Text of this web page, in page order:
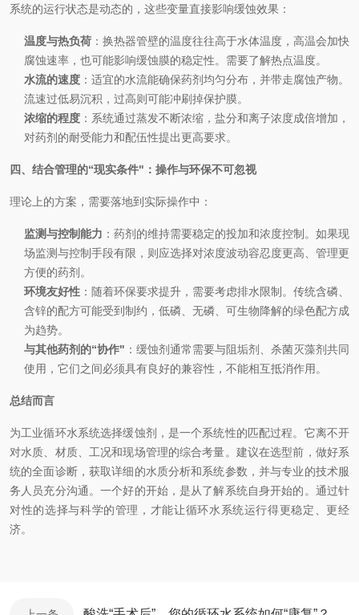
系统的运行状态是动态的，这些变量直接影响缓蚀效果：
温度与热负荷 ：换热器管壁的温度往往高于水体温度，高温会加快
腐蚀速率，也可能影响缓蚀膜的稳定性。需要了解热点温度。
水流的速度 ：适宜的水流能确保药剂均匀分布，并带走腐蚀产物。
流速过低易沉积，过高则可能冲刷掉保护膜。
浓缩的程度 ：系统通过蒸发不断浓缩，盐分和离子浓度成倍增加，
对药剂的耐受能力和配伍性提出更高要求。
四、结合管理的“现实条件"：操作与环保不可忽视
理论上的方案，需要落地到实际操作中：
监测与控制能力 ：药剂的维持需要稳定的投加和浓度控制。如果现
场监测与控制手段有限，则应选择对浓度波动容忍度更高、管理更
方便的药剂。
环境友好性 ：随着环保要求提升，需要考虑排水限制。传统含磷、
含锌的配方可能受到制约，低磷、无磷、可生物降解的绿色配方成
为趋势。
与其他药剂的“协作" ：缓蚀剂通常需要与阻垢剂、杀菌灭藻剂共同
使用，它们之间必须具有良好的兼容性，不能相互抵消作用。
总结而言
为工业循环水系统选择缓蚀剂，是一个系统性的匹配过程。它离不开
对水质、材质、工况和现场管理的综合考量。建议在选型前，做好系
统的全面诊断，获取详细的水质分析和系统参数，并与专业的技术服
务人员充分沟通。一个好的开始，是从了解系统自身开始的。通过针
对性的选择与科学的管理，才能让循环水系统运行得更稳定、更经
济。